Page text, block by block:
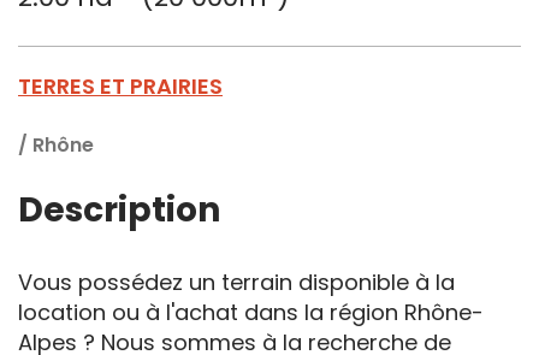
TERRES ET PRAIRIES
/ Rhône
Description
Vous possédez un terrain disponible à la
location ou à l'achat dans la région Rhône-
Alpes ? Nous sommes à la recherche de